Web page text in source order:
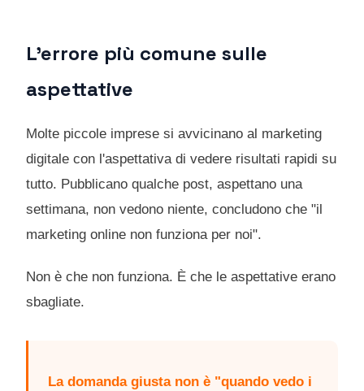
L'errore più comune sulle
aspettative
Molte piccole imprese si avvicinano al marketing
digitale con l'aspettativa di vedere risultati rapidi su
tutto. Pubblicano qualche post, aspettano una
settimana, non vedono niente, concludono che "il
marketing online non funziona per noi".
Non è che non funziona. È che le aspettative erano
sbagliate.
La domanda giusta non è "quando vedo i